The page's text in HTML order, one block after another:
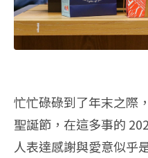
忙忙碌碌到了年末之際
聖誕節，在這多事的
人表達感謝與愛意似乎